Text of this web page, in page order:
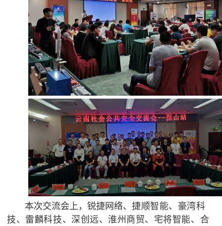
本次交流会上，锐捷网络、捷顺智能、豪湾科
技、雷麟科技、深创远、淮州商贸、宅将智能、合